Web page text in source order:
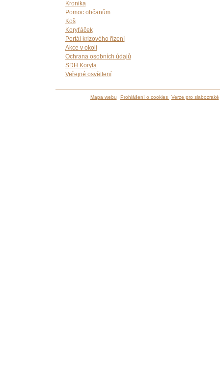
Kronika
Pomoc občanům
Koš
Koryťáček
Portál krizového řízení
Akce v okolí
Ochrana osobních údajů
SDH Koryta
Veřejné osvětlení
Mapa webu Prohlášení o cookies Verze pro slabozraké